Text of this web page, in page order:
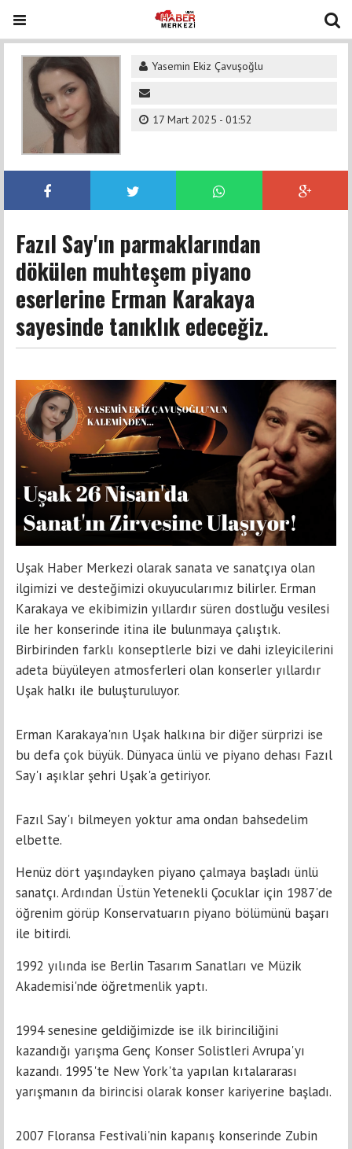
Yasemin Ekiz Çavuşoğlu
17 Mart 2025 - 01:52
Fazıl Say'ın parmaklarından
dökülen muhteşem piyano
eserlerine Erman Karakaya
sayesinde tanıklık edeceğiz.
Uşak Haber Merkezi olarak sanata ve sanatçıya olan
ilgimizi ve desteğimizi okuyucularımız bilirler. Erman
Karakaya ve ekibimizin yıllardır süren dostluğu vesilesi
ile her konserinde itina ile bulunmaya çalıştık.
Birbirinden farklı konseptlerle bizi ve dahi izleyicilerini
adeta büyüleyen atmosferleri olan konserler yıllardır
Uşak halkı ile buluşturuluyor.
Erman Karakaya'nın Uşak halkına bir diğer sürprizi ise
bu defa çok büyük. Dünyaca ünlü ve piyano dehası Fazıl
Say'ı aşıklar şehri Uşak'a getiriyor.
Fazıl Say'ı bilmeyen yoktur ama ondan bahsedelim
elbette.
Henüz dört yaşındayken piyano çalmaya başladı ünlü
sanatçı. Ardından Üstün Yetenekli Çocuklar için 1987'de
öğrenim görüp Konservatuarın piyano bölümünü başarı
ile bitirdi.
1992 yılında ise Berlin Tasarım Sanatları ve Müzik
Akademisi'nde öğretmenlik yaptı.
1994 senesine geldiğimizde ise ilk birinciliğini
kazandığı yarışma Genç Konser Solistleri Avrupa'yı
kazandı. 1995'te New York'ta yapılan kıtalararası
yarışmanın da birincisi olarak konser kariyerine başladı.
2007 Floransa Festivali'nin kapanış konserinde Zubin